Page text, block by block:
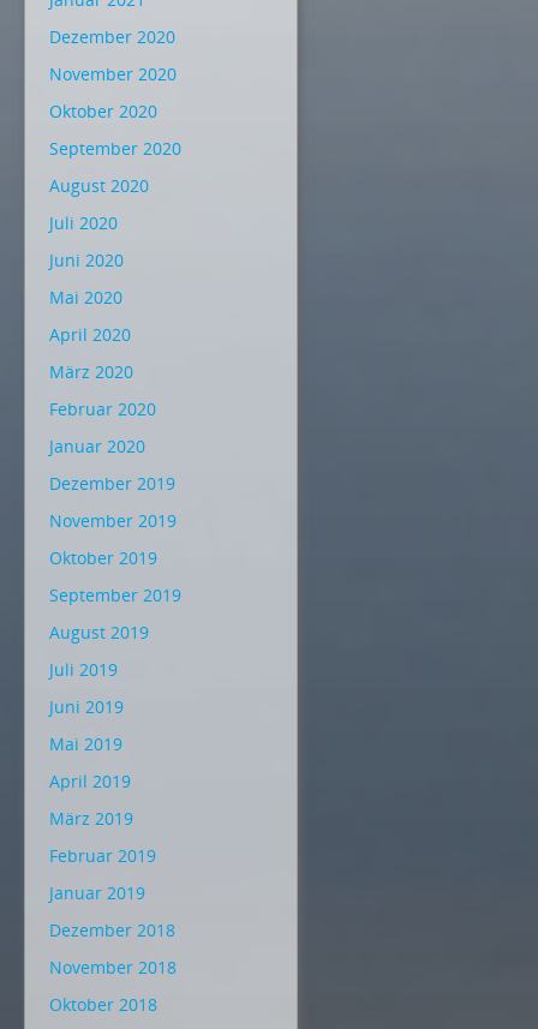
Dezember 2020
November 2020
Oktober 2020
September 2020
August 2020
Juli 2020
Juni 2020
Mai 2020
April 2020
März 2020
Februar 2020
Januar 2020
Dezember 2019
November 2019
Oktober 2019
September 2019
August 2019
Juli 2019
Juni 2019
Mai 2019
April 2019
März 2019
Februar 2019
Januar 2019
Dezember 2018
November 2018
Oktober 2018